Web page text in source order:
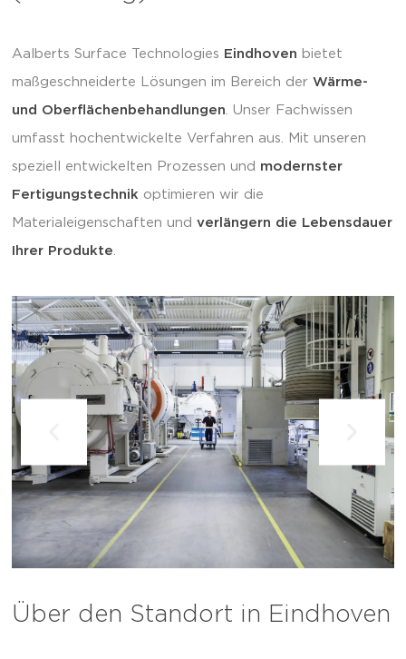
Aalberts Surface Technologies Eindhoven bietet
maßgeschneiderte Lösungen im Bereich der Wärme-
und Oberflächenbehandlungen. Unser Fachwissen
umfasst hochentwickelte Verfahren aus. Mit unseren
speziell entwickelten Prozessen und modernster
Fertigungstechnik optimieren wir die
Materialeigenschaften und verlängern die Lebensdauer
Ihrer Produkte.
Über den Standort in Eindhoven